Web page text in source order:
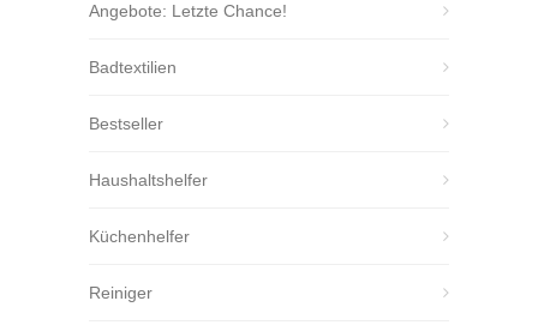
Angebote: Letzte Chance!
Badtextilien
Bestseller
Haushaltshelfer
Küchenhelfer
Reiniger